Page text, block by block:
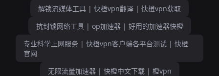
解锁流媒体工具 | 快橙vpn翻译 | 快橙vpn获取
抗封锁网络工具 | op加速器 | 好用的加速器快橙
专业科学上网服务 | 快橙vpn客户端各平台测试 | 快橙
官网
无限流量加速器 | 快橙中文下载 | 橙vpn